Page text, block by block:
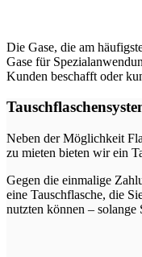
Die Gase, die am
Gase für
Kunden beschafft oder
Neben der Möglichkeit
zu mieten bieten wir ein
Gegen die einmalige
eine Tauschflasche, die
nutzten können – solange